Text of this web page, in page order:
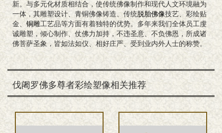
新。与多元化材质相结合，使传统佛像制作和现代人文环境融为
一体，其雕塑设计、青铜佛像铸造、传统脱胎佛像技艺、彩绘贴
金、 铜雕工艺品等方面有着独特的优势。多年来我们全体员工虔
诚雕塑，倾心制作、仗佛力加持，不违圣意、不负佛恩，所成诸
佛菩萨圣象，皆如法如仪、相好庄严、受到业内外人士的称赞。
伐阇罗佛多尊者彩绘塑像相关推荐